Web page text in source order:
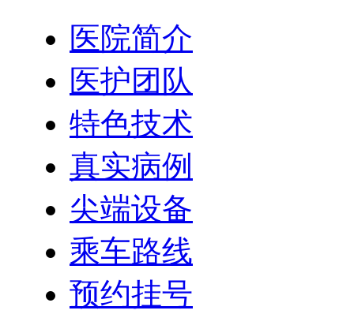
医院简介
医护团队
特色技术
真实病例
尖端设备
乘车路线
预约挂号